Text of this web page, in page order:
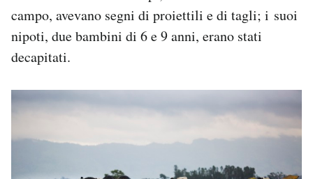
campo, avevano segni di proiettili e di tagli; i suoi
nipoti, due bambini di 6 e 9 anni, erano stati
decapitati.